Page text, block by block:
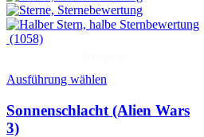
(1058)
Ausführung wählen
Sonnenschlacht (Alien Wars
3)